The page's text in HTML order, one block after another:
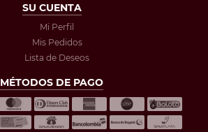
SU CUENTA
Mi Perfil
Mis Pedidos
Lista de Deseos
MÉTODOS DE PAGO